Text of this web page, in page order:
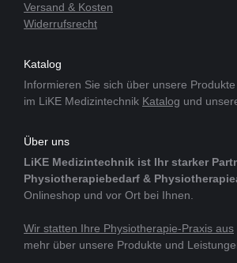
Versand & Kosten
Widerrufsrecht
Katalog
Informieren Sie sich über unsere
im LiKE Medizintechnik Katalog und
Über uns
LiKE Medizintechnik ist Ihr starker
Physiotherapiebedarf &
Onlineshop und vor Ort bei Ihnen.
Wir statten Ihre Physiotherapie-Praxis aus
mehr über unsere Produkte und